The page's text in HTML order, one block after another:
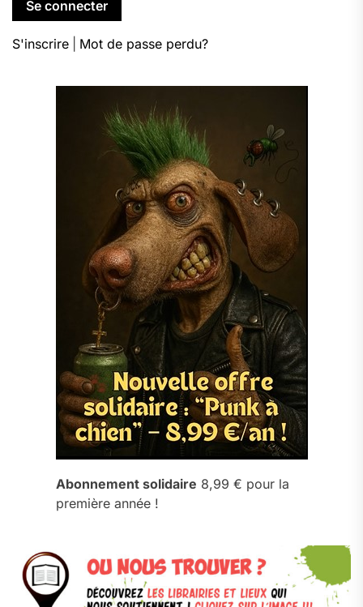
S'inscrire Mot de passe perdu?
Abonnement solidaire 8,99 € pour la
première année !